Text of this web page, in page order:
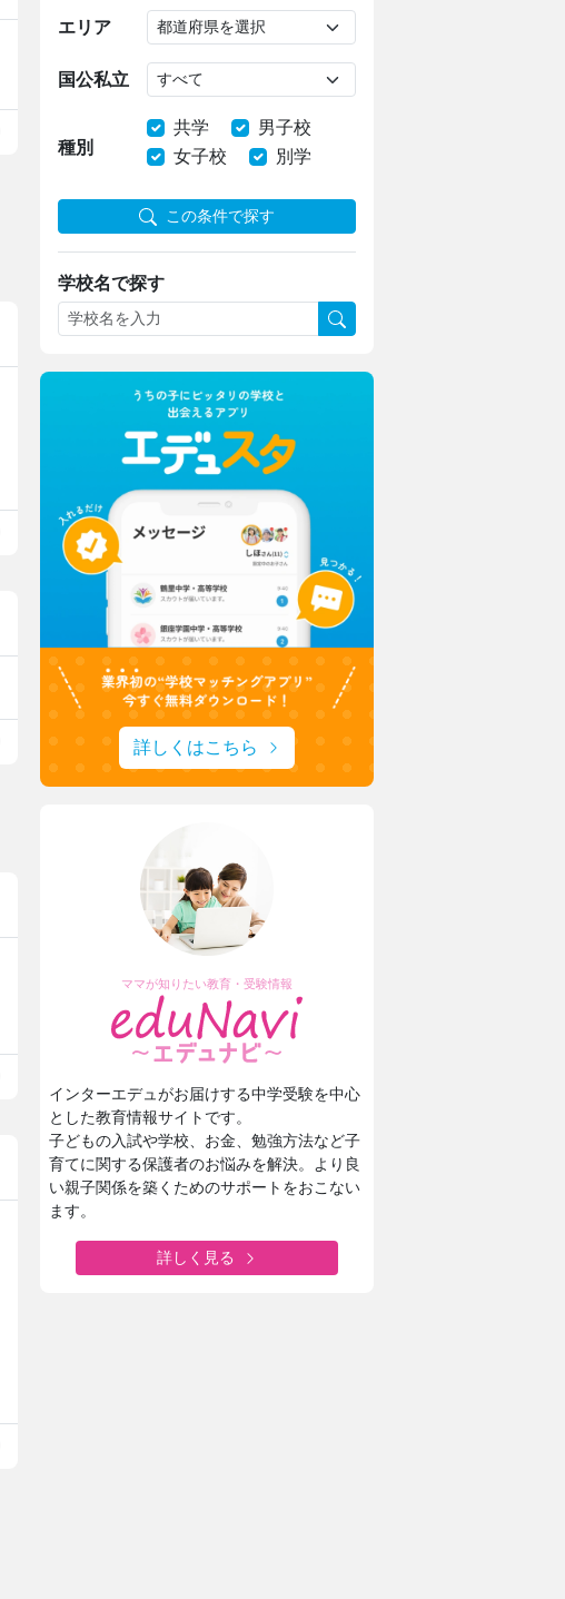
エリア
国公私立
種別
共学
男子校
女子校
別学
この条件で探す
学校名で探す
詳しくはこちら
ママが知りたい教育・受験情報
インターエデュがお届けする中学受験を中心
とした教育情報サイトです。
子どもの入試や学校、お金、勉強方法など子
育てに関する保護者のお悩みを解決。より良
い親子関係を築くためのサポートをおこない
ます。
詳しく見る